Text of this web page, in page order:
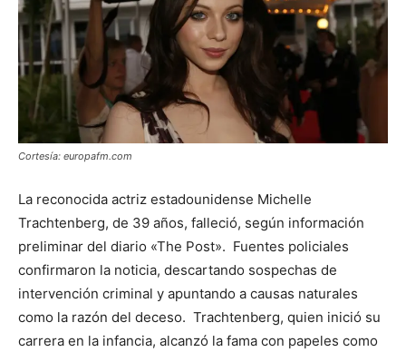
Cortesía: europafm.com
La reconocida actriz estadounidense Michelle
Trachtenberg, de 39 años, falleció, según información
preliminar del diario «The Post». Fuentes policiales
confirmaron la noticia, descartando sospechas de
intervención criminal y apuntando a causas naturales
como la razón del deceso. Trachtenberg, quien inició su
carrera en la infancia, alcanzó la fama con papeles como